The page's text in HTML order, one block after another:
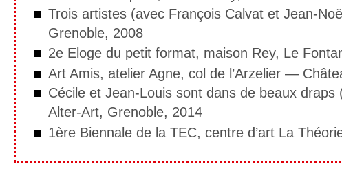
Trois artistes (avec François Calvat et Jean-
Grenoble, 2008
2e Eloge du petit format, maison Rey, Le
Art Amis, atelier Agne, col de l’Arzelier —
Cécile et Jean-Louis sont dans de beaux
Alter-Art, Grenoble, 2014
1ère Biennale de la TEC, centre d’art La